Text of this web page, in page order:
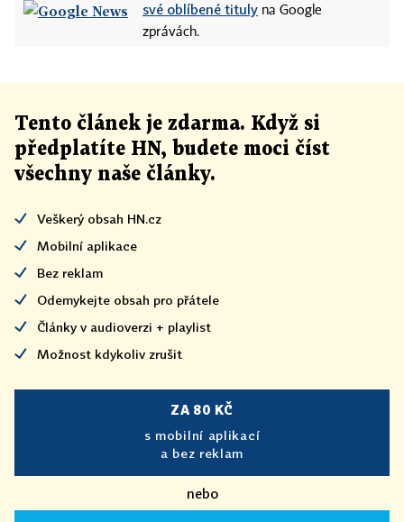
své oblíbené tituly na Google
zprávách.
Tento článek je zdarma. Když si
předplatíte HN, budete moci číst
všechny naše články.
Veškerý obsah HN.cz
Mobilní aplikace
Bez reklam
Odemykejte obsah pro přátele
Články v audioverzi + playlist
Možnost kdykoliv zrušit
ZA 80 KČ
s mobilní aplikací
a bez reklam
nebo